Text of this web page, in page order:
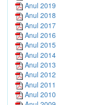
Anul 2019
Anul 2018
Anul 2017
Anul 2016
Anul 2015
Anul 2014
Anul 2013
Anul 2012
Anul 2011
Anul 2010